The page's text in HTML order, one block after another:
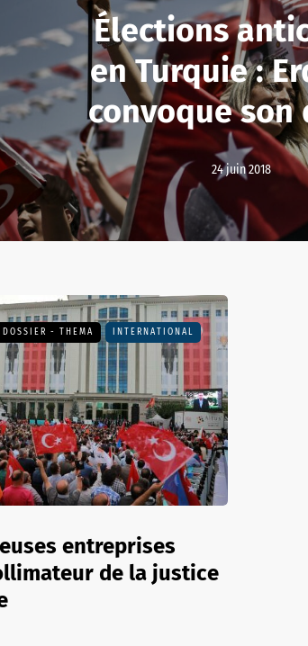
Élections
en Turquie :
convoque son
24 juin 2018
DOSSIER - THEMA INTERNATIONAL
entreprises
de la justice